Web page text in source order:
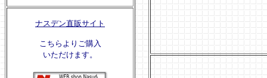
ナスデン直販サイト
こちらよりご購入
いただけます。